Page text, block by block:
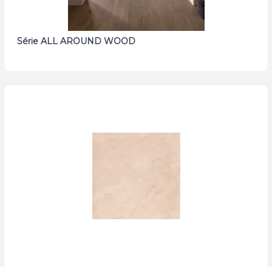
Série ALL AROUND WOOD